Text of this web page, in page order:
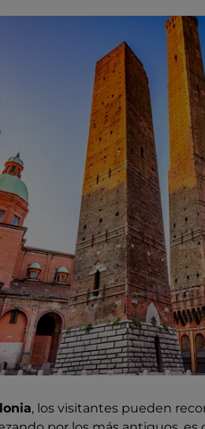
, los visitantes pueden